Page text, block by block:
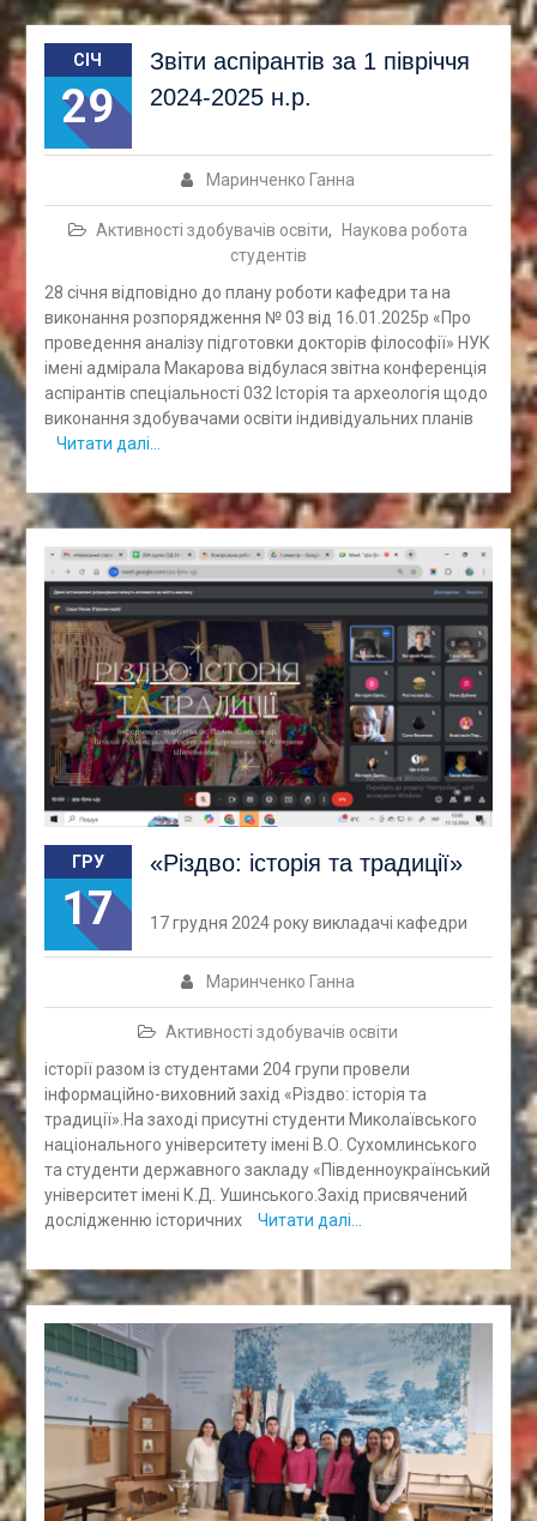
СІЧ
29
Звіти аспірантів за 1 півріччя
2024-2025 н.р.
Маринченко Ганна
Активності здобувачів освіти,
Наукова робота
студентів
28 січня відповідно до плану роботи кафедри та на
виконання розпорядження № 03 від 16.01.2025р «Про
проведення аналізу підготовки докторів філософії» НУК
імені адмірала Макарова відбулася звітна конференція
аспірантів спеціальності 032 Історія та археологія щодо
виконання здобувачами освіти індивідуальних планів
Читати далі…
ГРУ
17
«Різдво: історія та традиції»
Маринченко Ганна
Активності здобувачів освіти
17 грудня 2024 року викладачі кафедри
історії разом із студентами 204 групи провели
інформаційно-виховний захід «Різдво: історія та
традиції».На заході присутні студенти Миколаївського
національного університету імені В.О. Сухомлинського
та студенти державного закладу «Південноукраїнський
університет імені К.Д. Ушинського.Захід присвячений
дослідженню історичних
Читати далі…